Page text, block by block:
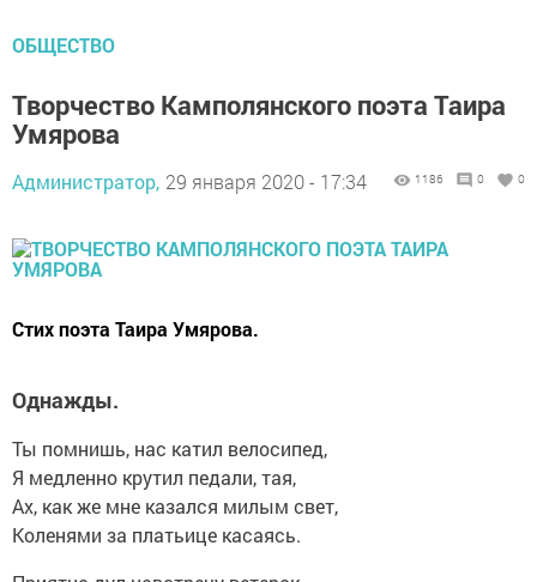
ОБЩЕСТВО
Творчество Камполянского поэта Таира
Умярова
Администратор, 29 января 2020 - 17:34 1186 0 0
Стих поэта Таира Умярова.
Однажды.
Ты помнишь, нас катил велосипед,
Я медленно крутил педали, тая,
Ах, как же мне казался милым свет,
Коленями за платьице касаясь.